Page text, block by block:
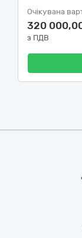
Очікувана
320
з ПДВ